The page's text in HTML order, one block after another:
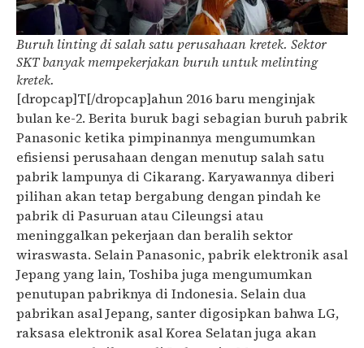
Buruh linting di salah satu perusahaan kretek. Sektor
SKT banyak mempekerjakan buruh untuk melinting
kretek.
[dropcap]T[/dropcap]ahun 2016 baru menginjak
bulan ke-2. Berita buruk bagi sebagian buruh pabrik
Panasonic ketika pimpinannya mengumumkan
efisiensi perusahaan dengan menutup salah satu
pabrik lampunya di Cikarang. Karyawannya diberi
pilihan akan tetap bergabung dengan pindah ke
pabrik di Pasuruan atau Cileungsi atau
meninggalkan pekerjaan dan beralih sektor
wiraswasta. Selain Panasonic, pabrik elektronik asal
Jepang yang lain, Toshiba juga mengumumkan
penutupan pabriknya di Indonesia. Selain dua
pabrikan asal Jepang, santer digosipkan bahwa LG,
raksasa elektronik asal Korea Selatan juga akan